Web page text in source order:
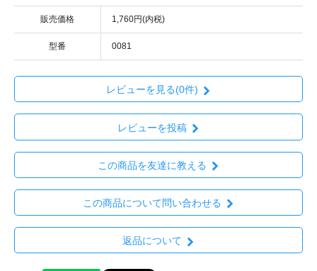
販売価格 1,760円(内税)
型番 0081
レビューを見る(0件)
レビューを投稿
この商品を友達に教える
この商品について問い合わせる
返品について